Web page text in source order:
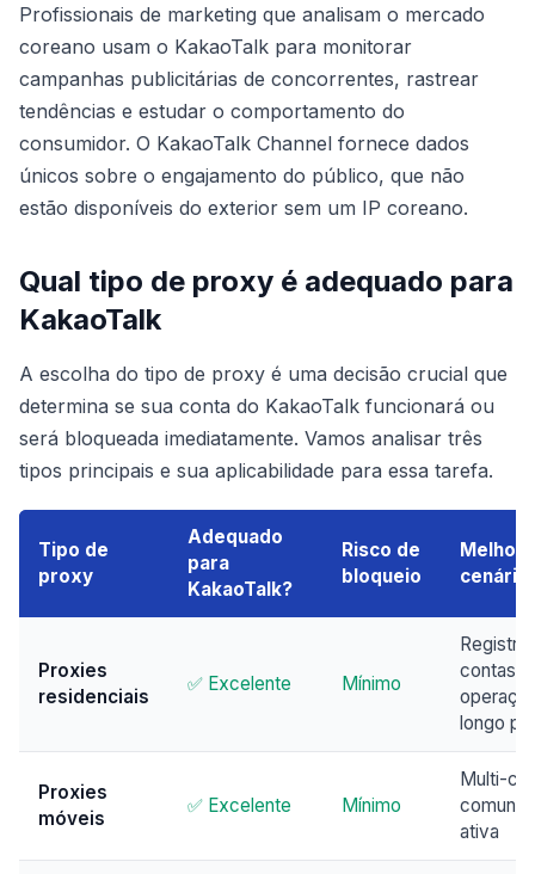
Profissionais de marketing que analisam o mercado
coreano usam o KakaoTalk para monitorar
campanhas publicitárias de concorrentes, rastrear
tendências e estudar o comportamento do
consumidor. O KakaoTalk Channel fornece dados
únicos sobre o engajamento do público, que não
estão disponíveis do exterior sem um IP coreano.
Qual tipo de proxy é adequado para
KakaoTalk
A escolha do tipo de proxy é uma decisão crucial que
determina se sua conta do KakaoTalk funcionará ou
será bloqueada imediatamente. Vamos analisar três
tipos principais e sua aplicabilidade para essa tarefa.
Tipo de
proxy
Adequado
para
KakaoTalk?
Risco de
bloqueio
Melhor
cenário
Proxies
residenciais
✅ Excelente Mínimo
Registro
contas,
longo
Proxies
móveis
✅ Excelente Mínimo
Multi-
ativa